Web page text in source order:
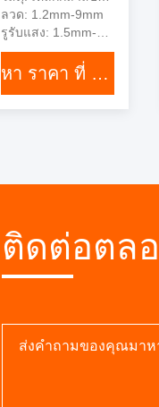
9mm Quarry
Meshfunction
gtElInit() {var lib
= new
ลวด: 1.2mm-9mm
หา ราคา ที่ ดี ที่สุด
ติดต่อตล